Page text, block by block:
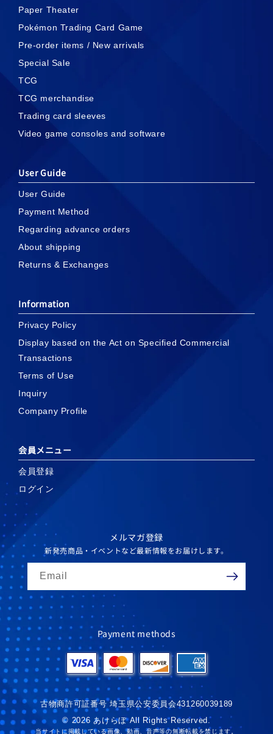
Paper Theater
Pokémon Trading Card Game
Pre-order items / New arrivals
Special Sale
TCG
TCG merchandise
Trading card sleeves
Video game consoles and software
User Guide
User Guide
Payment Method
Regarding advance orders
About shipping
Returns & Exchanges
Information
Privacy Policy
Display based on the Act on Specified Commercial
Transactions
Terms of Use
Inquiry
Company Profile
会員メニュー
会員登録
ログイン
メルマガ登録
新発売商品・イベントなど最新情報をお届けします。
Email
Payment methods
古物商許可証番号 埼玉県公安委員会431260039189
© 2026 あけらぼ All Rights Reserved.
当サイトに掲載している画像、動画、音声等の無断転載を禁じます。